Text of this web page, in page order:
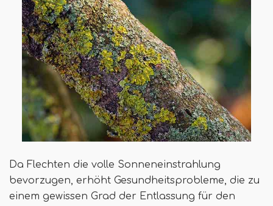
Da Flechten die volle Sonneneinstrahlung
bevorzugen, erhöht Gesundheitsprobleme, die zu
einem gewissen Grad der Entlassung für den